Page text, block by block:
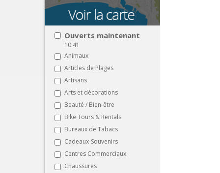
Ouverts maintenant
10:41
Animaux
Articles de Plages
Artisans
Arts et décorations
Beauté / Bien-être
Bike Tours & Rentals
Bureaux de Tabacs
Cadeaux-Souvenirs
Centres Commerciaux
Chaussures